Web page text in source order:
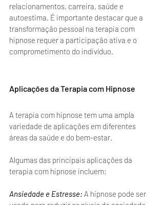
relacionamentos, carreira, saúde e
autoestima. É importante destacar que a
transformação pessoal na terapia com
hipnose requer a participação ativa e o
comprometimento do indivíduo.
Aplicações da Terapia com Hipnose
A terapia com hipnose tem uma ampla
variedade de aplicações em diferentes
áreas da saúde e do bem-estar.
Algumas das principais aplicações da
terapia com hipnose incluem:
Ansiedade e Estresse: A hipnose pode ser